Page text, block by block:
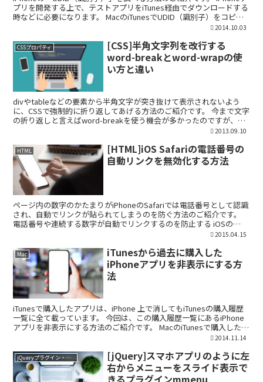
プリを開発する上で、テストアプリをiTunes経由でダウンロードする
時などに必要になります。 MacのiTunesでUDID（識別子）をコピー
2014.10.03
CSSプロパティ
[CSS]半角文字列を改行する
word-breakとword-wrapの使
い方と違い
divやtableなどの要素から半角文字が突き抜けて表示されないよう
に、CSSで強制的に折り返してあげる方法のご紹介です。 今まで文字
の折り返しと言えばword-breakを使う機会が多かったのですが、
2013.09.10
HTML
[HTML]iOS Safariの電話番号の
自動リンクを無効化する方法
ページ内の数字のかたまりがiPhoneのSafariでは電話番号として認識
され、自動でリンクが貼られてしまうのを防ぐ方法のご紹介です。
電話番号や連続する数字が自動でリンクするのを防止する iOSの
2015.04.15
Mac
iTunesから過去に購入した
iPhoneアプリを非表示にする方
法
iTunesで購入したアプリは、iPhone 上で消してもiTunesの購入履歴
一覧に全て載っています。 今回は、この購入履歴一覧にあるiPhone
アプリを非表示にする方法のご紹介です。 MacのiTunesで購入したア
2014.11.14
jQueryプラグイン・ライブラリ
[jQuery]スマホアプリのように左
右からメニューをスライド表示で
きるプラグインmmenu